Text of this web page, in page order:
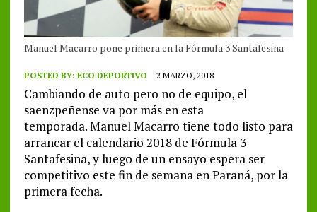
Manuel Macarro pone primera en la Fórmula 3 Santafesina
POSTED BY: ECO DEPORTIVO 2 MARZO, 2018
Cambiando de auto pero no de equipo, el
saenzpeñense va por más en esta
temporada. Manuel Macarro tiene todo listo para
arrancar el calendario 2018 de Fórmula 3
Santafesina, y luego de un ensayo espera ser
competitivo este fin de semana en Paraná, por la
primera fecha.